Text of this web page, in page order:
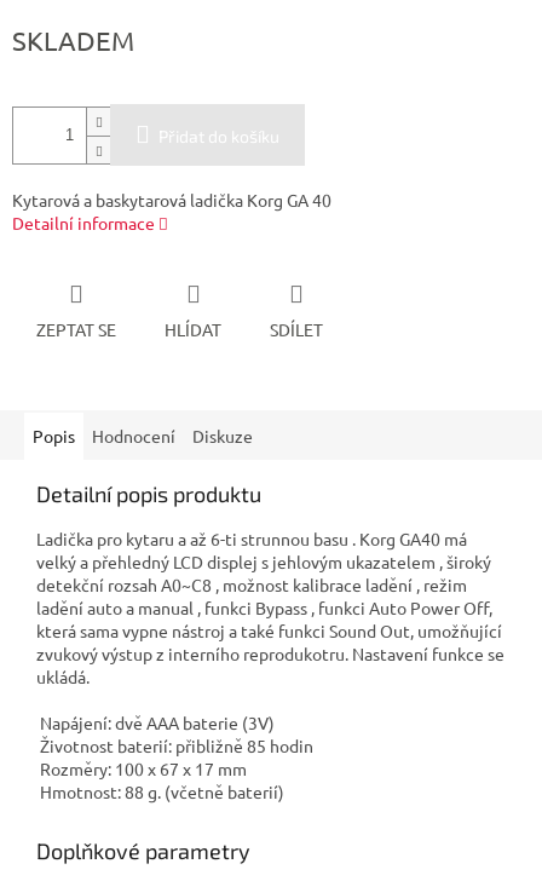
cena:
SKLADEM
Přidat do košíku
Kytarová a baskytarová ladička Korg GA 40
Detailní informace
ZEPTAT SE HLÍDAT SDÍLET
Popis Hodnocení Diskuze
Detailní popis produktu
Ladička pro kytaru a až 6-ti strunnou basu . Korg GA40 má
velký a přehledný LCD displej s jehlovým ukazatelem , široký
detekční rozsah A0~C8 , možnost kalibrace ladění , režim
ladění auto a manual , funkci Bypass , funkci Auto Power Off,
která sama vypne nástroj a také funkci Sound Out, umožňující
zvukový výstup z interního reprodukotru. Nastavení funkce se
ukládá.
Napájení: dvě AAA baterie (3V)
Životnost baterií: přibližně 85 hodin
Rozměry: 100 x 67 x 17 mm
Hmotnost: 88 g. (včetně baterií)
Doplňkové parametry